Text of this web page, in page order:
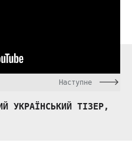
Наступне
УКРАЇНСЬКИЙ ТІЗЕР,